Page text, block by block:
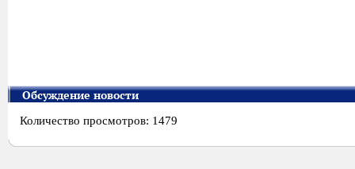
Обсуждение новости
Количество просмотров: 1479